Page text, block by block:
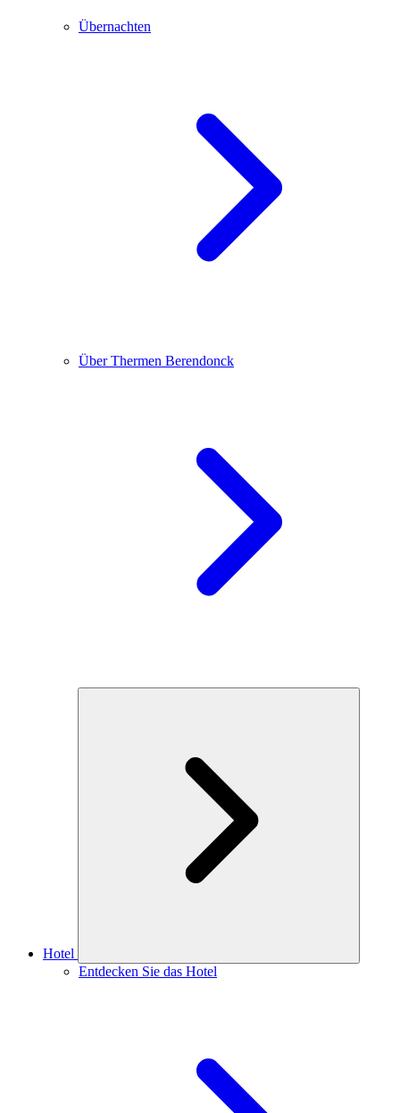
Übernachten
Über Thermen Berendonck
Hotel
Entdecken Sie das Hotel